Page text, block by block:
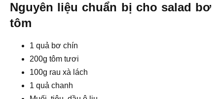
Nguyên liệu chuẩn bị cho salad bơ
tôm
1 quả bơ chín
200g tôm tươi
100g rau xà lách
1 quả chanh